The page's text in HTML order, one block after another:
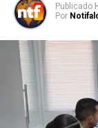
Publicado
Por